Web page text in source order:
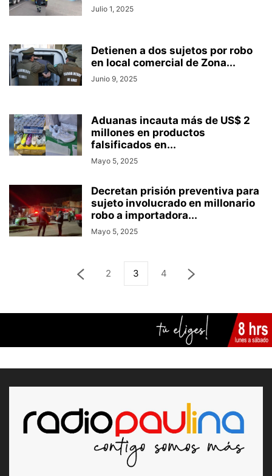
Julio 1, 2025
Detienen a dos sujetos por robo
en local comercial de Zona...
Junio 9, 2025
Aduanas incauta más de US$ 2
millones en productos
falsificados en...
Mayo 5, 2025
Decretan prisión preventiva para
sujeto involucrado en millonario
robo a importadora...
Mayo 5, 2025
2 3 4